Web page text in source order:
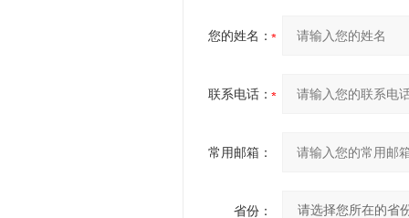
您的姓名：
联系电话：
常用邮箱：
省份：